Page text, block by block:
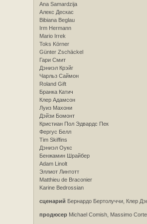
Ana Samardzija
Алекс Дескас
Bibiana Beglau
Irm Hermann
Mario Irrek
Toks Körner
Günter Zschäckel
Гари Смит
Дэниэл Крэйг
Чарльз Саймон
Roland Gift
Бранка Катич
Клер Адамсон
Луиз Махони
Дэйзи Бомонт
Кристиан Пол Эдвардс Пек
Фергус Белл
Tim Skiffins
Дэниэл Оукс
Бенжамин Шрайбер
Adam Linolt
Эллиот Линтотт
Matthieu de Braconier
Karine Bedrossian
сценарий Бернардо Бертолуччи, Клер
продюсер Michael Comish, Massimo